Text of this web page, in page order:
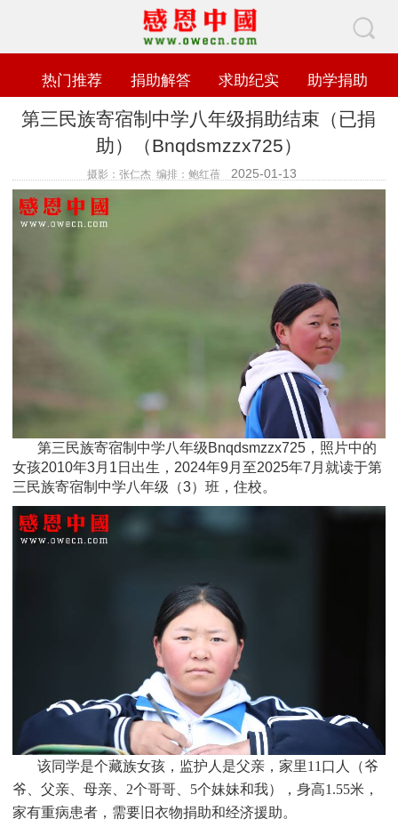
热门推荐 捐助解答 求助纪实 助学捐助
第三民族寄宿制中学八年级捐助结束（已捐
助）（Bnqdsmzzx725）
摄影：张仁杰 编排：鲍红蓓 2025-01-13
查看数
第三民族寄宿制中学八年级Bnqdsmzzx725，照片中的
女孩2010年3月1日 出生， 2024年9月至2025年7月就读于第
三民族寄宿制中学八年级 （3）班 ，住校。
该同学是个藏族女孩，监护人是父亲，家里11口人（爷
爷、父亲、母亲、2个哥哥、5个妹妹和我），身高1.55米，
家有重病患者，需要旧衣物捐助和经济援助。